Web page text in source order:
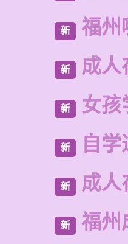
新 福州
新 成人
新 女孩
新 自
新 成人
新 福州